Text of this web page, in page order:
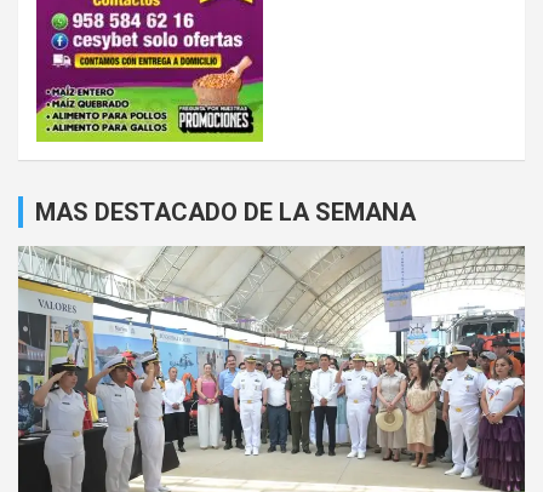
MAS DESTACADO DE LA SEMANA